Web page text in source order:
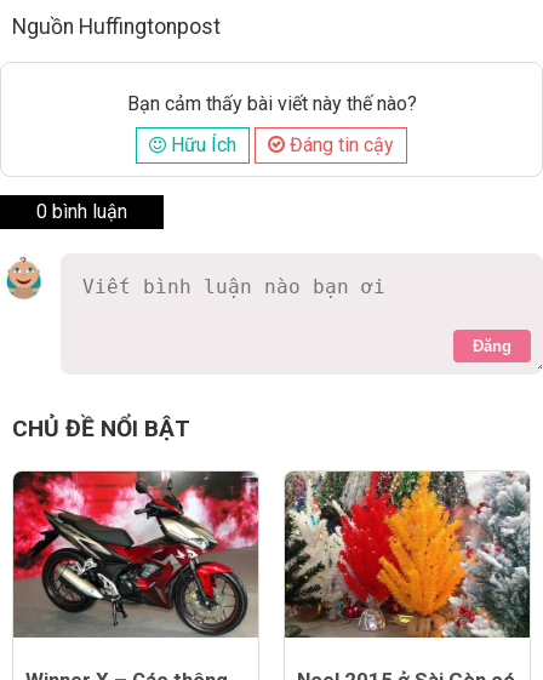
Nguồn Huffingtonpost
Bạn cảm thấy bài viết này thế nào?
Hữu Ích
Đáng tin cậy
0 bình luận
Đăng
CHỦ ĐỀ NỔI BẬT